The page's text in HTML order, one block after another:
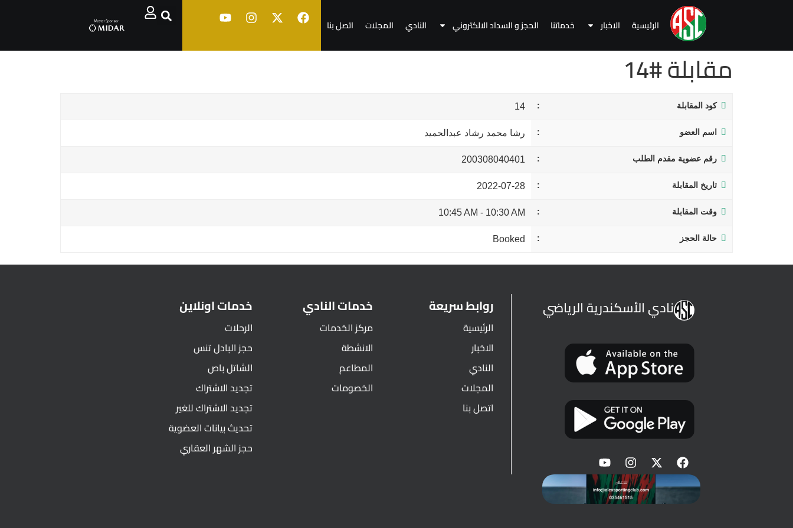
الرئيسية الاخبار خدماتنا الحجز و السداد الالكتروني النادي المجلات اتصل بنا
مقابلة #14
كود المقابلة 14
اسم العضو رشا محمد رشاد عبدالحميد
رقم عضوية مقدم الطلب 200308040401
تاريخ المقابلة 2022-07-28
وقت المقابلة 10:30 AM
-
10:45 AM
حالة الحجز Booked
نادي الأسكندرية الرياضي روابط سريعة
الرئيسية
الاخبار
النادي
المجلات
اتصل بنا
خدمات النادي
مركز الخدمات
الانشطة
المطاعم
الخصومات
خدمات اونلاين
الرحلات
حجز البادل تنس
الشاتل باص
تجديد الاشتراك
تجديد الاشتراك للغير
تحديث بيانات العضوية
حجز الشهر العقاري